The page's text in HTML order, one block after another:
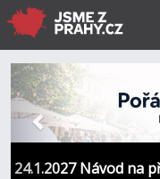
24.1.2027 Návod na
Předchozí